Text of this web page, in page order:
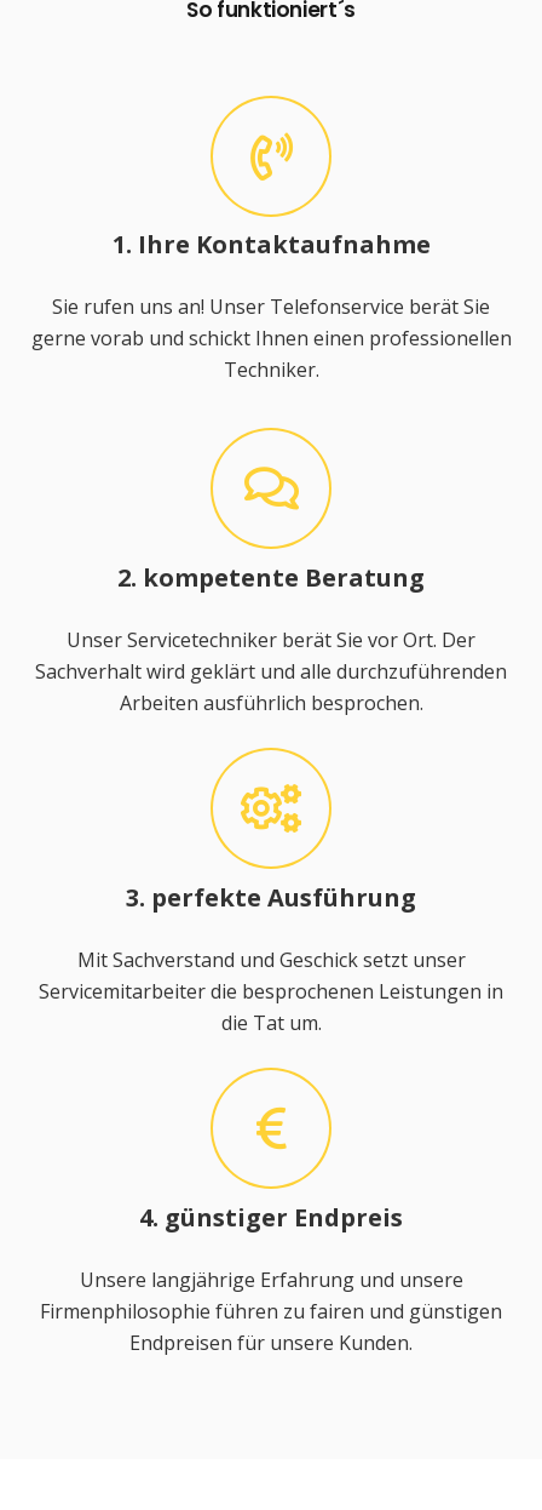
So funktioniert´s
1. Ihre Kontaktaufnahme
Sie rufen uns an! Unser Telefonservice berät Sie
gerne vorab und schickt Ihnen einen professionellen
Techniker.
2. kompetente Beratung
Unser Servicetechniker berät Sie vor Ort. Der
Sachverhalt wird geklärt und alle durchzuführenden
Arbeiten ausführlich besprochen.
3. perfekte Ausführung
Mit Sachverstand und Geschick setzt unser
Servicemitarbeiter die besprochenen Leistungen in
die Tat um.
4. günstiger Endpreis
Unsere langjährige Erfahrung und unsere
Firmenphilosophie führen zu fairen und günstigen
Endpreisen für unsere Kunden.